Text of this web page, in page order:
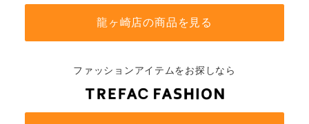
龍ヶ崎店の商品を見る
ファッションアイテムをお探しなら